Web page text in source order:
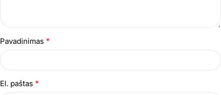
Pavadinimas *
El. paštas *